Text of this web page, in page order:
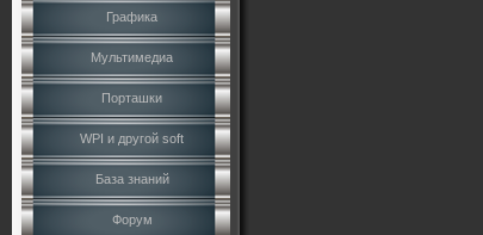
Графика
Мультимедиа
Порташки
WPI и другой soft
База знаний
Форум